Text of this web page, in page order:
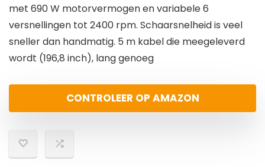
met 690 W motorvermogen en variabele 6
versnellingen tot 2400 rpm. Schaarsnelheid is veel
sneller dan handmatig. 5 m kabel die meegeleverd
wordt (196,8 inch), lang genoeg
CONTROLEER OP AMAZON